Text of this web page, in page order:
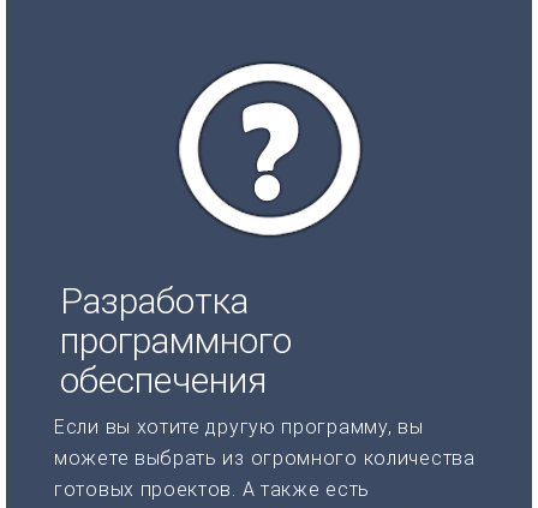
Разработка
программного
обеспечения
Если вы хотите другую программу, вы
можете выбрать из огромного количества
готовых проектов. А также есть